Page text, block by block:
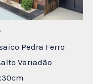
Pedra Ferro
Variadão